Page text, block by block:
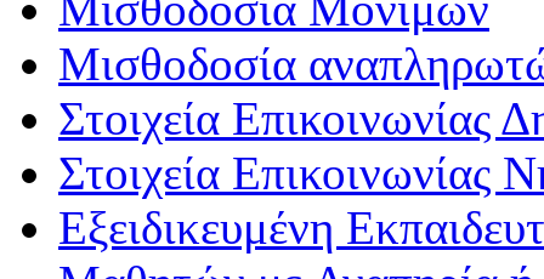
Μισθοδοσία
Στοιχεία Επικοινωνίας
Στοιχεία Επικοινωνίας
Εξειδικευμένη